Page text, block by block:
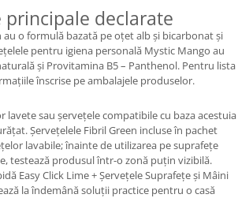
declarate
o formulă bazată pe oțet alb și bicarbonat și
pentru igiena personală Mystic Mango au
și Provitamina B5 – Panthenol. Pentru lista
înscrise pe ambalajele produselor.
sau șervețele compatibile cu baza acestuia
Șervețelele Fibril Green incluse în pachet
lavabile; înainte de utilizarea pe suprafețe
testează produsul într-o zonă puțin vizibilă.
Easy Click Lime + Șervețele Suprafețe și Mâini
la îndemână soluții practice pentru o casă